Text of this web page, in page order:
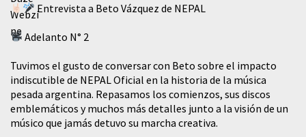
Entrevista a Beto Vázquez de NEPAL
Adelanto N° 2
Tuvimos el gusto de conversar con Beto sobre el impacto
indiscutible de NEPAL Oficial en la historia de la música
pesada argentina. Repasamos los comienzos, sus discos
emblemáticos y muchos más detalles junto a la visión de un
músico que jamás detuvo su marcha creativa.